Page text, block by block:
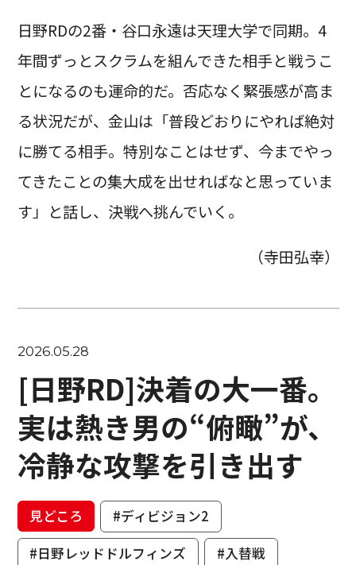
日野RDの2番・谷口永遠は天理大学で同期。4
年間ずっとスクラムを組んできた相手と戦うこ
とになるのも運命的だ。否応なく緊張感が高ま
る状況だが、金山は「普段どおりにやれば絶対
に勝てる相手。特別なことはせず、今までやっ
てきたことの集大成を出せればなと思っていま
す」と話し、決戦へ挑んでいく。
（寺田弘幸）
2026.05.28
[日野RD]決着の大一番。
実は熱き男の“俯瞰”が、
冷静な攻撃を引き出す
見どころ
#ディビジョン2
#日野レッドドルフィンズ
#入替戦